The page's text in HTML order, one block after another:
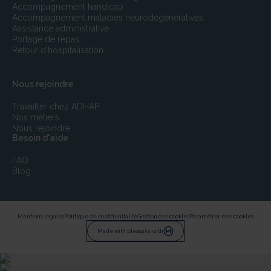
L450-7, L450-8, L470-1 et L.470-5
Accompagnement handicap
Accompagnement maladies neurodégénératives
Assistance administrative
Portage de repas
Retour d'hospitalisation
Nous rejoindre
Travailler chez ADHAP
Nos métiers
Nous rejoindre
Besoin d'aide
FAQ
Blog
Mentions légales Politique de confidentialitéGestion des cookies Paramétrer mes cookies
Made with pleasure with